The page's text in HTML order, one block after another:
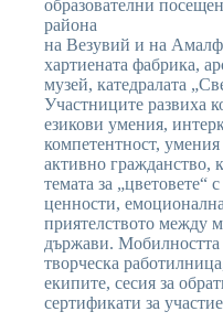
образователни
района
на Везувий и на
хартиената фабрика,
музей, катедралата
Участниците развиха
езикови умения,
компетентност,
активно гражданство,
темата за „цветовете“
ценности,
приятелството между
държави.
творческа
екипите, сесия за
сертификати за